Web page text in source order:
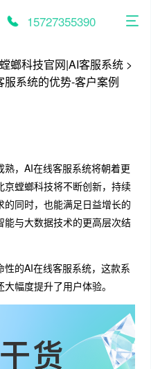
15727355390
螂科技官网|AI客服系统 >
服系统的优势-客户案例
，AI在线客服系统将朝着更
螳螂科技将不断创新，持续
同时，也能满足日益增长的
与大数据技术的更高层次结
的AI在线客服系统，这款系
幅度提升了用户体验。